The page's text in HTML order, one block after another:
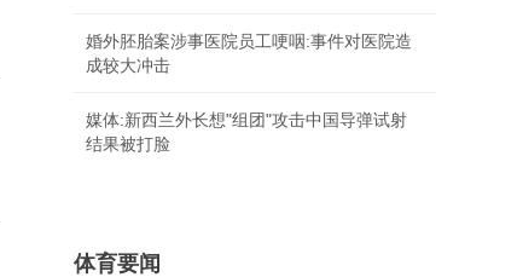
婚外胚胎案涉事医院员工哽咽:事件对医院造
成较大冲击
媒体:新西兰外长想"组团"攻击中国导弹试射
结果被打脸
体育要闻